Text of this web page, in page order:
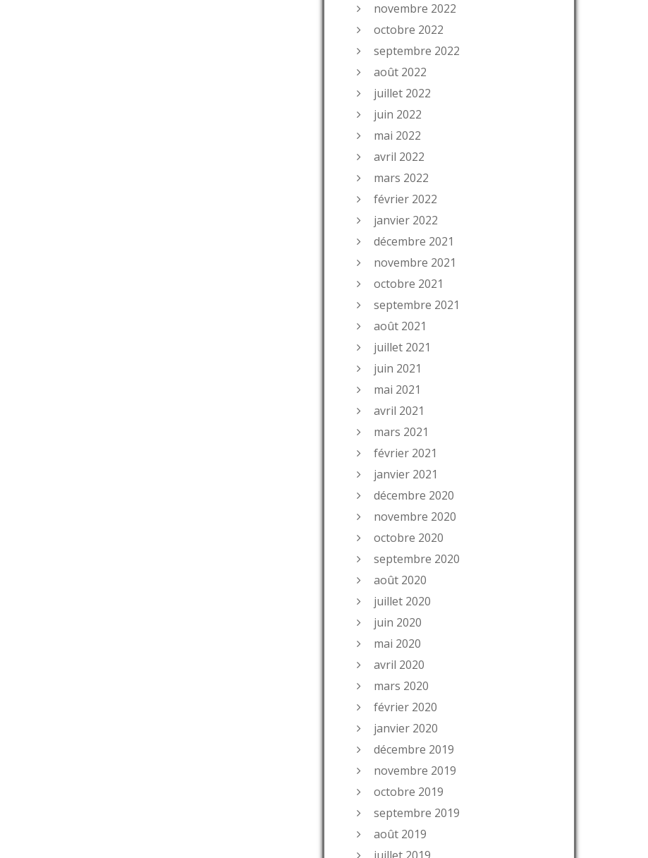
novembre 2022
octobre 2022
septembre 2022
août 2022
juillet 2022
juin 2022
mai 2022
avril 2022
mars 2022
février 2022
janvier 2022
décembre 2021
novembre 2021
octobre 2021
septembre 2021
août 2021
juillet 2021
juin 2021
mai 2021
avril 2021
mars 2021
février 2021
janvier 2021
décembre 2020
novembre 2020
octobre 2020
septembre 2020
août 2020
juillet 2020
juin 2020
mai 2020
avril 2020
mars 2020
février 2020
janvier 2020
décembre 2019
novembre 2019
octobre 2019
septembre 2019
août 2019